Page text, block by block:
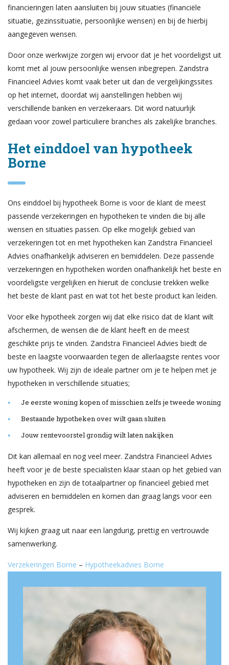
financieringen laten aansluiten bij jouw situaties (financiële
situatie, gezinssituatie, persoonlijke wensen) en bij de hierbij
aangegeven wensen.
Door onze werkwijze zorgen wij ervoor dat je het voordeligst uit
komt met al jouw persoonlijke wensen inbegrepen. Zandstra
Financieel Advies komt vaak beter uit dan de vergelijkingssites
op het internet, doordat wij aanstellingen hebben wij
verschillende banken en verzekeraars. Dit word natuurlijk
gedaan voor zowel particuliere branches als zakelijke branches.
Het einddoel van hypotheek
Borne
Ons einddoel bij hypotheek Borne is voor de klant de meest
passende verzekeringen en hypotheken te vinden die bij alle
wensen en situaties passen. Op elke mogelijk gebied van
verzekeringen tot en met hypotheken kan Zandstra Financieel
Advies onafhankelijk adviseren en bemiddelen. Deze passende
verzekeringen en hypotheken worden onafhankelijk het beste en
voordeligste vergelijken en hieruit de conclusie trekken welke
het beste de klant past en wat tot het beste product kan leiden.
Voor elke hypotheek zorgen wij dat elke risico dat de klant wilt
afschermen, de wensen die de klant heeft en de meest
geschikte prijs te vinden. Zandstra Financieel Advies biedt de
beste en laagste voorwaarden tegen de allerlaagste rentes voor
uw hypotheek. Wij zijn de ideale partner om je te helpen met je
hypotheken in verschillende situaties;
Je eerste woning kopen of misschien zelfs je tweede woning
Bestaande hypotheken over wilt gaan sluiten
Jouw rentevoorstel grondig wilt laten nakijken
Dit kan allemaal en nog veel meer. Zandstra Financieel Advies
heeft voor je de beste specialisten klaar staan op het gebied van
hypotheken en zijn de totaalpartner op financieel gebied met
adviseren en bemiddelen en komen dan graag langs voor een
gesprek.
Wij kijken graag uit naar een langdurig, prettig en vertrouwde
samenwerking.
Verzekeringen Borne – Hypotheekadvies Borne